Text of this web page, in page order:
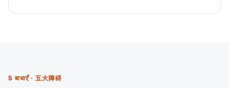
5 बाधाएँ · 五大障碍